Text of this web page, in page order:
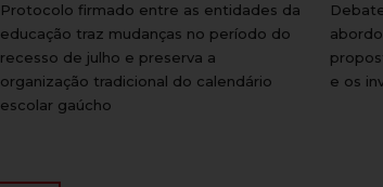
Protocolo firmado entre as entidades da
educação traz mudanças no período do
recesso de julho e preserva a
organização tradicional do calendário
escolar gaúcho
e os